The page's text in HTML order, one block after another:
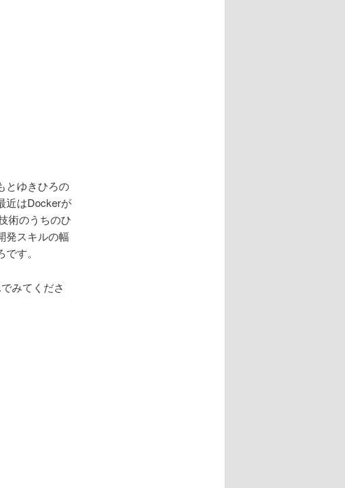
とゆきひろの
近はDockerが
術のうちのひ
発スキルの幅
す。
みてくださ